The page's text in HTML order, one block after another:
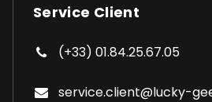
Service Client
(+33) 01.84.25.67.05
service.client@lucky-